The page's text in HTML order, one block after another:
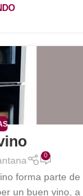
0
forma parte de
un buen vino, a